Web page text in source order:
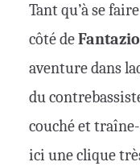
Tant qu’à se
côté de
aventure dans
du
couché et
ici une clique